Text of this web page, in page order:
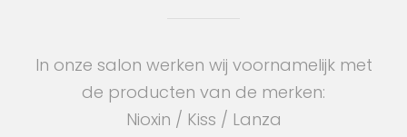
In onze salon werken wij voornamelijk met
de producten van de merken:
Nioxin / Kiss / Lanza